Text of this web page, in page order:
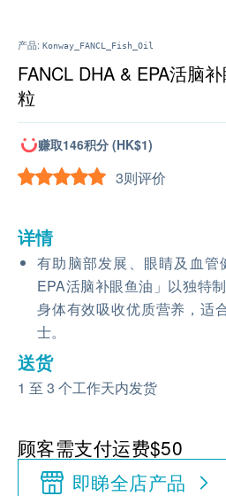
产品: Konway_FANCL_Fish_Oil
FANCL DHA & EPA活脑
粒
赚取146积分 (HK$1)
3则评价
详情
有助脑部发展、眼睛及血管
EPA活脑补眼鱼油」以独特
身体有效吸收优质营养，适
士。
送货
1 至 3 个工作天内发货
顾客需支付运费$50
即睇全店产品